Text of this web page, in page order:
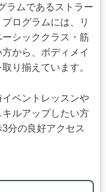
ラムであるストラー
ログラムには、リ
シッククラス・筋
から、ボディメイ
り揃えています。
ベントレッスンや
ルアップしたい方
分の良好アクセス